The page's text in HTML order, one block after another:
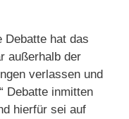
Debatte hat das
außerhalb der
verlassen und
Debatte inmitten
hierfür sei auf